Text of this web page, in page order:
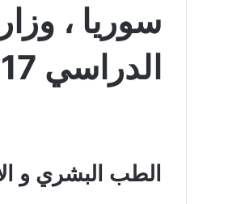
سوريا ،
الدراسي 2017-2018:
الطب البشري و